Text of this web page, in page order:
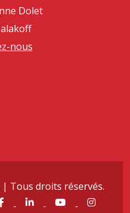
Dolet
nous
| Tous droits réservés.